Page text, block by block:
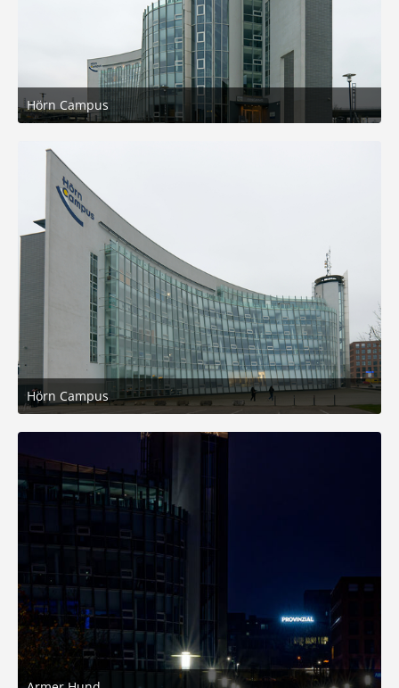
Hörn Campus
9. November 2025 um 18:07
Hörn Campus
9. November 2025 um 18:05
5